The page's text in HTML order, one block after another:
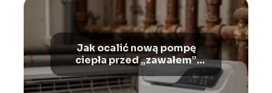
Jak ocalić nową pompę
ciepła przed „zawałem”
spowodowanym brudem ze
starych rur?